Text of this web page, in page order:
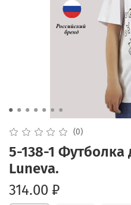
(0)
5-138-1 Футболка
Luneva.
314.00 ₽